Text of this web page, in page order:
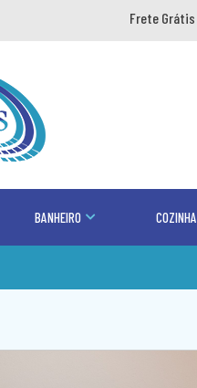
Frete Grátis
BANHEIRO COZINHA